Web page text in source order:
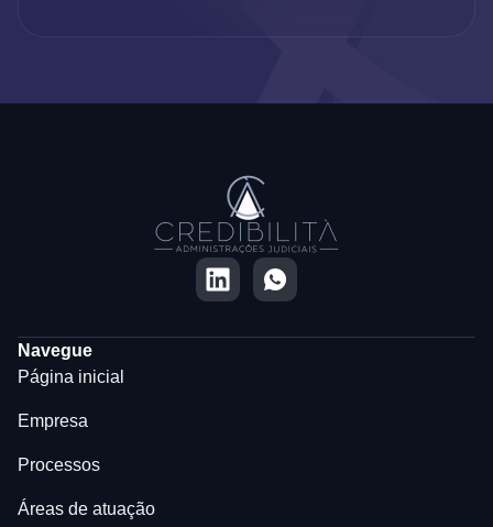
Navegue
Página inicial
Empresa
Processos
Áreas de atuação